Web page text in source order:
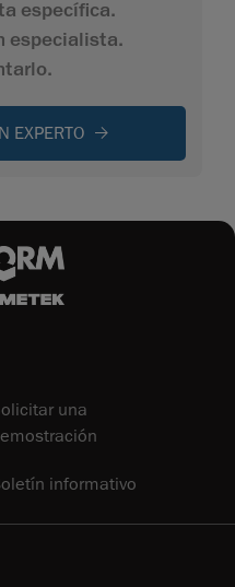
específica.
especialista.
EXPERTO
una
informativo